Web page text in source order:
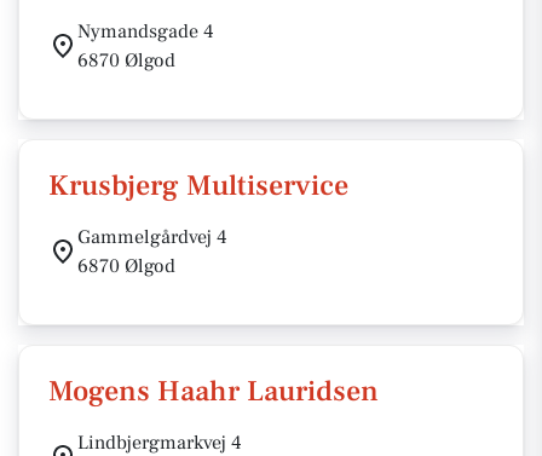
Nymandsgade 4
6870 Ølgod
Krusbjerg Multiservice
Gammelgårdvej 4
6870 Ølgod
Mogens Haahr Lauridsen
Lindbjergmarkvej 4